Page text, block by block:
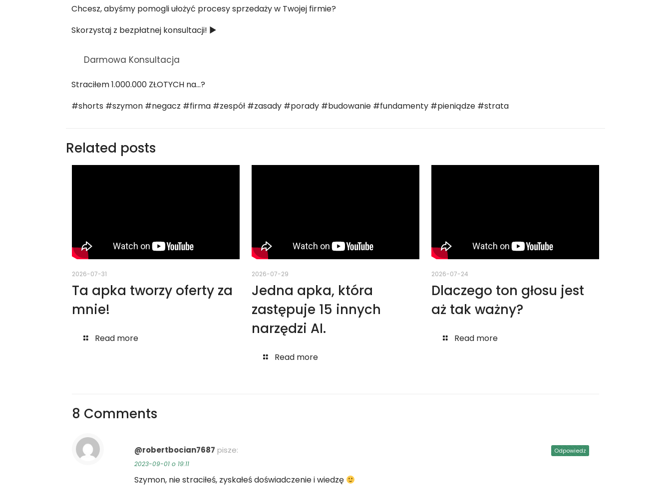
Chcesz, abyśmy pomogli ułożyć procesy sprzedaży w Twojej firmie?
Skorzystaj z bezpłatnej konsultacji! ►
Darmowa Konsultacja
Straciłem 1.000.000 ZŁOTYCH na…?
#shorts #szymon #negacz #firma #zespół #zasady #porady #budowanie #fundamenty #pieniądze #strata
Related posts
2026-07-31
Ta apka tworzy oferty za
mnie!
Read more
2026-07-29
Jedna apka, która
zastępuje 15 innych
narzędzi AI.
Read more
2026-07-24
Dlaczego ton głosu jest
aż tak ważny?
Read more
8 Comments
@robertbocian7687 pisze:
2023-09-01 o 19:11
Szymon, nie straciłeś, zyskałeś doświadczenie i wiedzę
Odpowiedz